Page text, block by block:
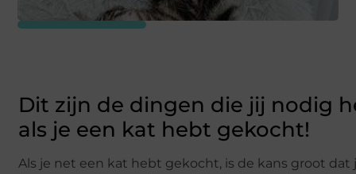
Dit zijn de dingen die jij nodig
als je een kat hebt gekocht!
Als je net een kat hebt gekocht, is de kans groot dat